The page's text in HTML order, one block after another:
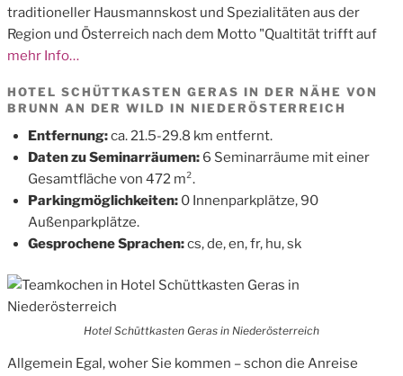
traditioneller Hausmannskost und Spezialitäten aus der
Region und Österreich nach dem Motto "Qualtität trifft auf
mehr Info…
HOTEL SCHÜTTKASTEN GERAS IN DER NÄHE VON
BRUNN AN DER WILD IN NIEDERÖSTERREICH
Entfernung:ca. 21.5-29.8 km entfernt.
Daten zu Seminarräumen: 6 Seminarräume mit einer
Gesamtfläche von 472 m².
Parkingmöglichkeiten: 0 Innenparkplätze, 90
Außenparkplätze.
Gesprochene Sprachen:cs, de, en, fr, hu, sk
Hotel Schüttkasten Geras in Niederösterreich
Allgemein Egal, woher Sie kommen – schon die Anreise